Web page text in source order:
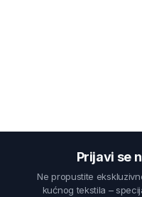
Prijavi se
Ne propustite
kućnog tekstila –